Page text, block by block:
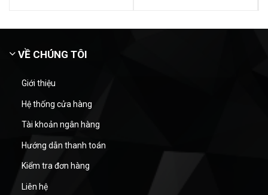
VỀ CHÚNG TÔI
Giới thiệu
Hệ thống cửa hàng
Tài khoản ngân hàng
Hướng dẫn thanh toán
Kiểm tra đơn hàng
Liên hệ